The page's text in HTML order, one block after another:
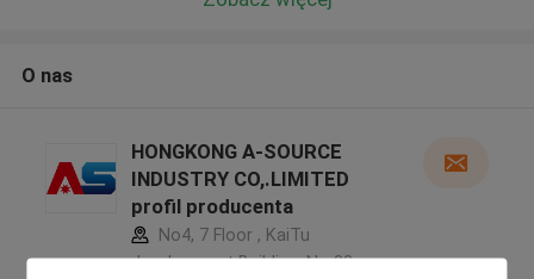
O nas
HONGKONG A-SOURCE
INDUSTRY CO,.LIMITED
profil producenta
No4, 7 Floor , KaiTu
development Building, No 33